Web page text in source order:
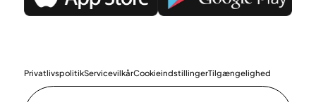
PrivatlivspolitikServicevilkårCookieindstillingerTilgængelighed